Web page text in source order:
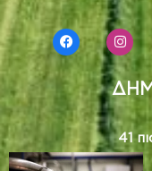
41